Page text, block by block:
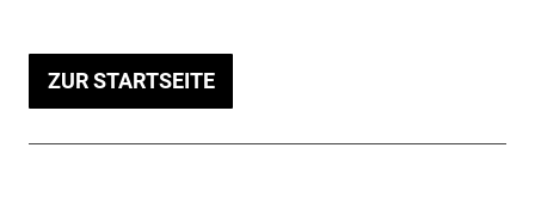
ZUR STARTSEITE